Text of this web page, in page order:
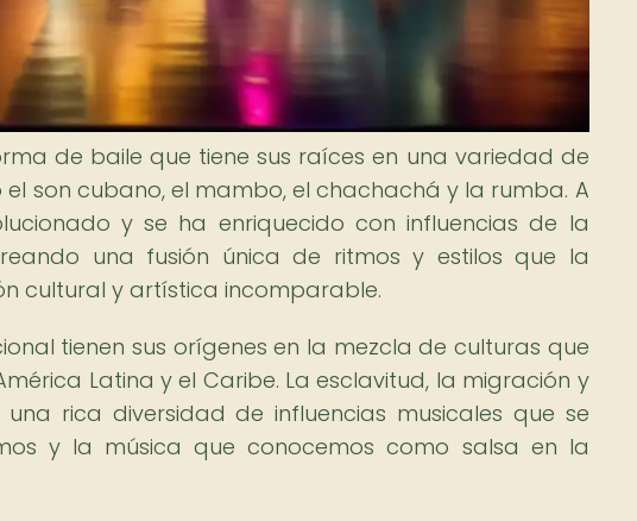
de baile que tiene sus raíces en una variedad de
son cubano, el mambo, el chachachá y la rumba. A
y se ha enriquecido con influencias de la
una fusión única de ritmos y estilos que la
cultural y artística incomparable.
tienen sus orígenes en la mezcla de culturas que
Latina y el Caribe. La esclavitud, la migración y
rica diversidad de influencias musicales que se
y la música que conocemos como salsa en la